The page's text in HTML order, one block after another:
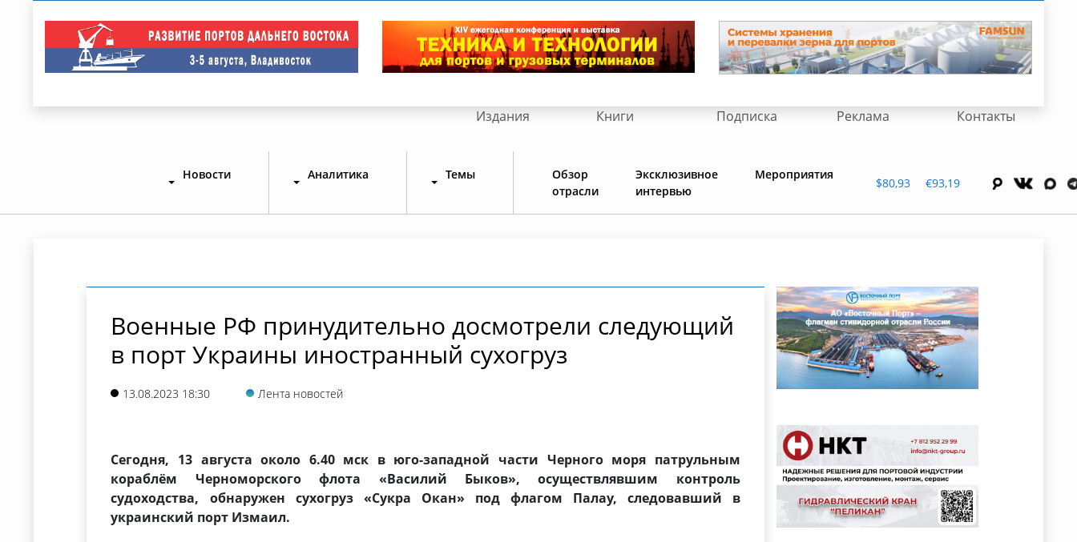
Издания Книги Подписка Реклама Контакты
Новости Аналитика Темы
Обзор
отрасли
Эксклюзивное
интервью
Мероприятия
$80,93 €93,19
Военные РФ принудительно досмотрели следующий
в порт Украины иностранный сухогруз
13.08.2023 18:30 Лента новостей
Сегодня, 13 августа около 6.40 мск в юго-западной части Черного моря патрульным
кораблём Черноморского флота «Василий Быков», осуществлявшим контроль
судоходства, обнаружен сухогруз «Сукра Окан» под флагом Палау, следовавший в
украинский порт Измаил.